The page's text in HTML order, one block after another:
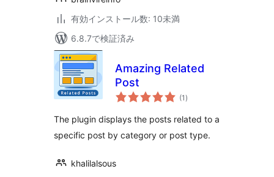
有効インストール数: 10未満
6.8.7で検証済み
Amazing Related
Post
(1 個
の
価
)
The plugin displays the posts related to a
specific post by category or post type.
khalilalsous